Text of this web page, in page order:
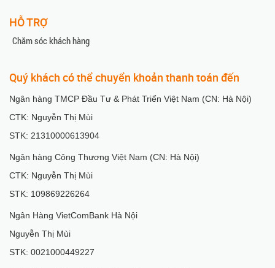
HỖ TRỢ
Chăm sóc khách hàng
Quý khách có thể chuyển khoản thanh toán đến
Ngân hàng TMCP Đầu Tư & Phát Triển Việt Nam (CN: Hà Nội)
CTK: Nguyễn Thị Mùi
STK: 21310000613904
Ngân hàng Công Thương Việt Nam (CN: Hà Nội)
CTK: Nguyễn Thị Mùi
STK: 109869226264
Ngân Hàng VietComBank Hà Nội
Nguyễn Thị Mùi
STK: 0021000449227